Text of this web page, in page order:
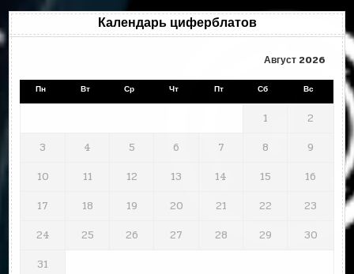
Календарь циферблатов
Август 2026
Пн Вт Ср Чт Пт Сб Вс
1
2
3
4 5 6 7 8
9
10
11 12 13 14 15
16
17
18 19 20 21 22
23
24
25 26 27 28 29
30
31